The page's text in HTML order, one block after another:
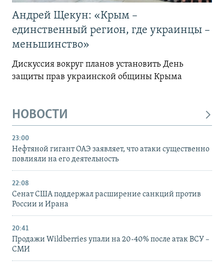
Андрей Щекун: «Крым –
единственный регион, где украинцы –
меньшинство»
Дискуссия вокруг планов установить День
защиты прав украинской общины Крыма
НОВОСТИ
23:00
Нефтяной гигант ОАЭ заявляет, что атаки существенно
повлияли на его деятельность
22:08
Сенат США поддержал расширение санкций против
России и Ирана
20:41
Продажи Wildberries упали на 20-40% после атак ВСУ –
СМИ